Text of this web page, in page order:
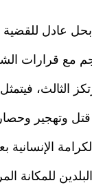
بحل عادل
مع قرارات
الثالث،
وتهجير وحصار
الإنسانية
للمكانة